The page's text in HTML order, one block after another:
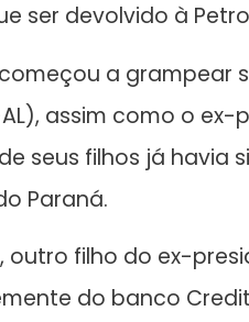
ser devolvido à
a grampear
assim como o
seus filhos já
Paraná.
outro filho do ex-
do banco Credit